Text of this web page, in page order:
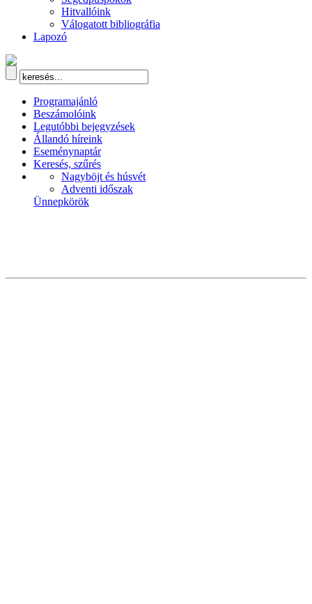
Hitvallóink
Válogatott bibliográfia
Lapozó
Programajánló
Beszámolóink
Legutóbbi bejegyzések
Állandó híreink
Eseménynaptár
Keresés, szűrés
Nagyböjt és húsvét
Adventi időszak
Ünnepkörök